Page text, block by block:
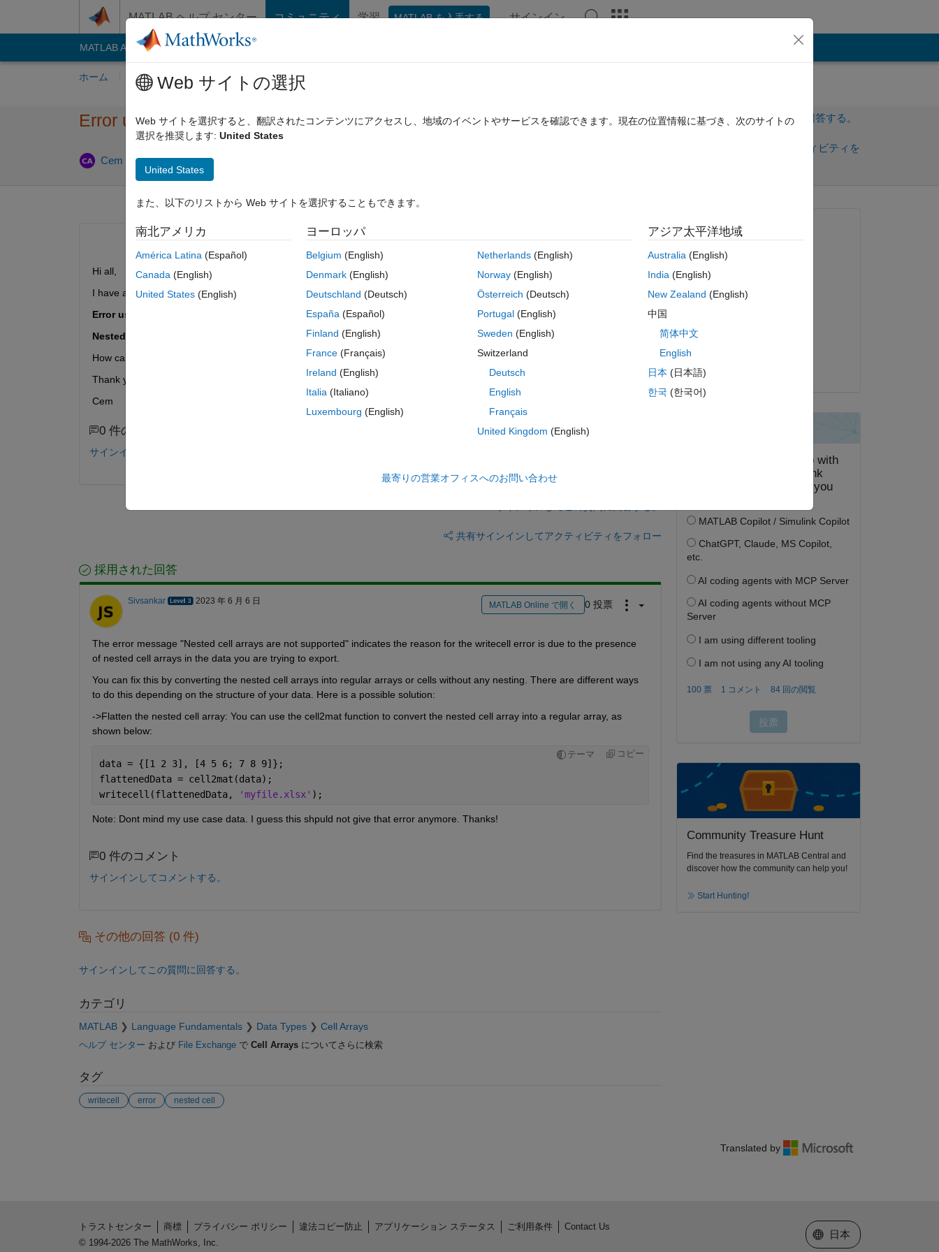
MATLAB ヘルプ センター コミュニティ 学習 MATLAB を入手する サインイン
MATLAB Answers File Exchange
ホーム 質問する 回答 閲覧 MATLAB に関する FAQ
Error using writecell: Nested cell arrays are not supported.
Cem Eren Aslan 2023 6 月 6
サインインしてこの質問に回答する。
サインインしてアクティビティを
0 投票
Hi all,
I have a cell and i want to export it as Excell, so i use "writecell" function. Unfortunately I am getting an error like below:
Error using writecell
Nested cell arrays are not supported.
How can i fix it?
Thank you for your answers.
Cem
0 件のコメント
サインインしてコメントする。
共有サインインしてアクティビティをフォロー
採用された回答
Sivsankar 2023 年 6 月 6 日 MATLAB Online で開く 0 投票
The error message "Nested cell arrays are not supported" indicates the reason for the writecell error is due to the presence
of nested cell arrays in the data you are trying to export.
You can fix this by converting the nested cell arrays into regular arrays or cells without any nesting. There are different ways
to do this depending on the structure of your data. Here is a possible solution:
->Flatten the nested cell array: You can use the cell2mat function to convert the nested cell array into a regular array, as
shown below:
テーマ コピー
data = {[1 2 3], [4 5 6; 7 8 9]};
flattenedData = cell2mat(data);
writecell(flattenedData,
'myfile.xlsx' );
Note: Dont mind my use case data. I guess this shpuld not give that error anymore. Thanks!
0 件のコメント
サインインしてコメントする。
その他の回答 (0 件)
サインインしてこの質問に回答する。
カテゴリ
MATLAB Language Fundamentals Data Types Cell Arrays
ヘルプ センター および File Exchangeで Cell Arraysについてさらに検索
タグ
writecell error nested cell
質問済み:
2023 年 6 月 6 日
回答済み:
採用済み:
Community Treasure Hunt
Find the treasures in MATLAB Central and
discover how the community can help you!
Start Hunting!
Translated by
Web サイトの選択
Web サイトを選択すると、翻訳されたコンテンツにアクセスし、地域のイベントやサービスを確認できます。現在の位置情報に基づき、次のサイトの
選択を推奨します: United States
United States
また、以下のリストから Web サイトを選択することもできます。
南北アメリカ
América Latina (Español)
Canada (English)
United States (English)
ヨーロッパ
Belgium (English)
Denmark (English)
Deutschland (Deutsch)
España (Español)
Finland (English)
France (Français)
Ireland (English)
Italia (Italiano)
Luxembourg (English)
Netherlands(English)
Norway(English)
Österreich (Deutsch)
Portugal(English)
Sweden (English)
Switzerland
Deutsch
English
Français
United Kingdom (English)
アジア太平洋地域
Australia(English)
India(English)
New Zealand (English)
中国
简体中文
English
日本 (日本語)
한국 (한국어)
最寄りの営業オフィスへのお問い合わせ
トラストセンター 商標 プライバシー ポリシー 違法コピー防止 アプリケーション ステータス ご利用条件
Contact Us
© 1994-2026 The MathWorks, Inc.
Web サイトの選択
日本